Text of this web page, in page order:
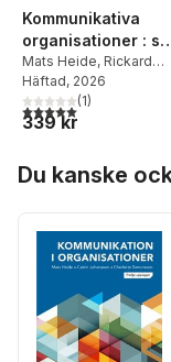
Kommunikativa
organisationer : så
skapas bättre
relationer och
förtroende
Mats Heide, Rickard
Andersson,Charlotte
Simonsson
Häftad, 2026
5,0utav 5 stjärnor.
(1)
339 kr
Du kanske